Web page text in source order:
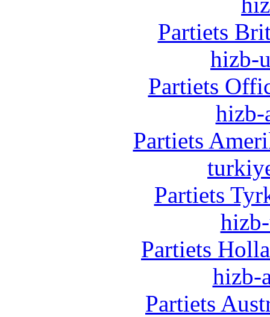
Partiets
hizb-
Partiets
hizb-
Partiets
Partiets
Partiets
hizb-
Partiets